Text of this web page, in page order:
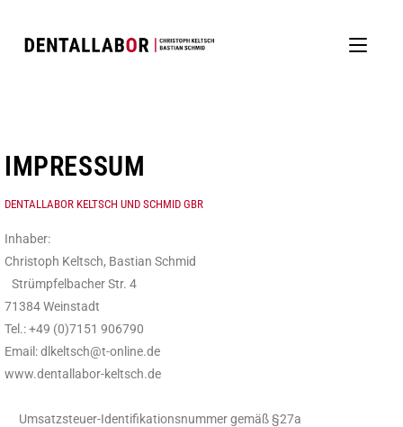
IMPRESSUM
DENTALLABOR KELTSCH UND SCHMID GBR
Inhaber:
Christoph Keltsch, Bastian Schmid
Strümpfelbacher Str. 4
71384 Weinstadt
Tel.: +49 (0)7151 906790
Email: dlkeltsch@t-online.de
www.dentallabor-keltsch.de
Umsatzsteuer-Identifikationsnummer gemäß §27a